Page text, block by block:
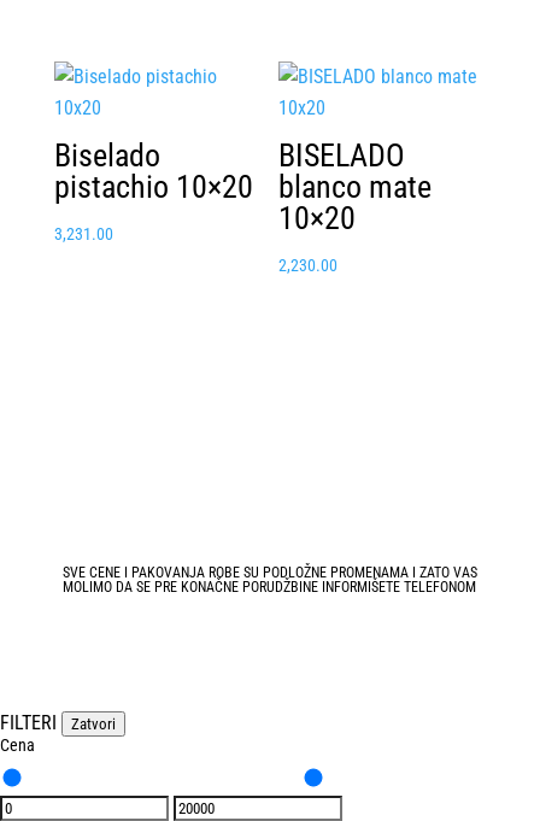
Biselado
pistachio 10×20
3,231.00
BISELADO
blanco mate
10×20
2,230.00
SVE CENE I PAKOVANJA ROBE SU PODLOŽNE PROMENAMA I ZATO VAS
MOLIMO DA SE PRE KONAČNE PORUDŽBINE INFORMIŠETE TELEFONOM
FILTERI Zatvori
Cena